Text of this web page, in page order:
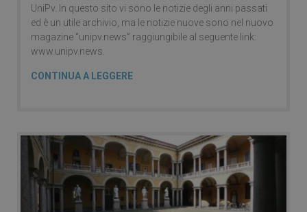
UniPv. In questo sito vi sono le notizie degli anni passati
ed è un utile archivio, ma le notizie nuove sono nel nuovo
magazine “unipv.news” raggiungibile al seguente link:
www.unipv.news.
CONTINUA A LEGGERE